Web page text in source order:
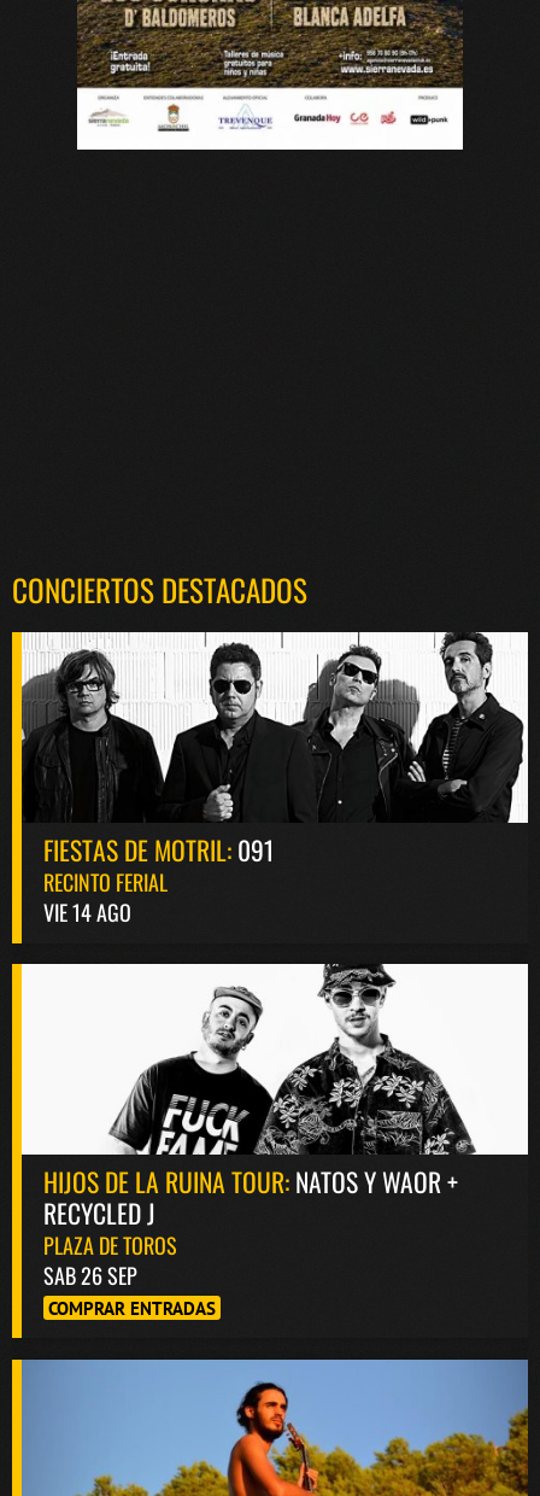
CONCIERTOS DESTACADOS
FIESTAS DE MOTRIL:091
RECINTO FERIAL
VIE 14 AGO
HIJOS DE LA RUINA TOUR:NATOS Y WAOR +
RECYCLED J
PLAZA DE TOROS
SAB 26 SEP
COMPRAR ENTRADAS